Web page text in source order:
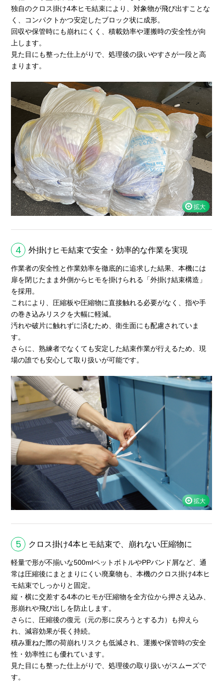
独自のクロス掛け4本ヒモ結束により、対象物が飛び出すことな
く、コンパクトかつ安定したブロック状に成形。
回収や保管時にも崩れにくく、積載効率や運搬時の安全性が向
上します。
見た目にも整った仕上がりで、処理後の扱いやすさが一段と高
まります。
4 外掛けヒモ結束で安全・効率的な作業を実現
作業者の安全性と作業効率を徹底的に追求した結果、本機には
扉を閉じたまま外側からヒモを掛けられる「外掛け結束構造」
を採用。
これにより、圧縮板や圧縮物に直接触れる必要がなく、指や手
の巻き込みリスクを大幅に軽減。
汚れや破片に触れずに済むため、衛生面にも配慮されていま
す。
さらに、熟練者でなくても安定した結束作業が行えるため、現
場の誰でも安心して取り扱いが可能です。
5 クロス掛け4本ヒモ結束で、崩れない圧縮物に
軽量で形が不揃いな500mlペットボトルやPPバンド屑など、通
常は圧縮後にまとまりにくい廃棄物も、本機のクロス掛け4本ヒ
モ結束でしっかりと固定。
縦・横に交差する4本のヒモが圧縮物を全方位から押さえ込み、
形崩れや飛び出しを防止します。
さらに、圧縮後の復元（元の形に戻ろうとする力）も抑えら
れ、減容効果が長く持続。
積み重ねた際の荷崩れリスクも低減され、運搬や保管時の安全
性・効率性にも優れています。
見た目にも整った仕上がりで、処理後の取り扱いがスムーズで
す。